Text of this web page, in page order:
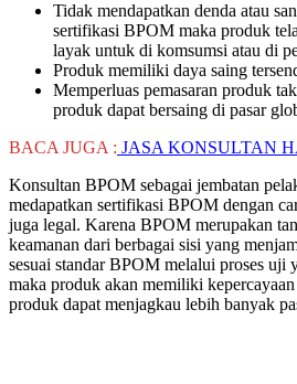
Tidak mendapatkan denda atau
sertifikasi BPOM maka produk
layak untuk di komsumsi atau di
Produk memiliki daya saing
Memperluas pemasaran produk
produk dapat bersaing di pasar
BACA JUGA : JASA KONSULTAN
Konsultan BPOM sebagai jembatan
medapatkan sertifikasi BPOM dengan
juga legal. Karena BPOM merupakan
keamanan dari berbagai sisi yang
sesuai standar BPOM melalui proses uji
maka produk akan memiliki
produk dapat menjagkau lebih banyak